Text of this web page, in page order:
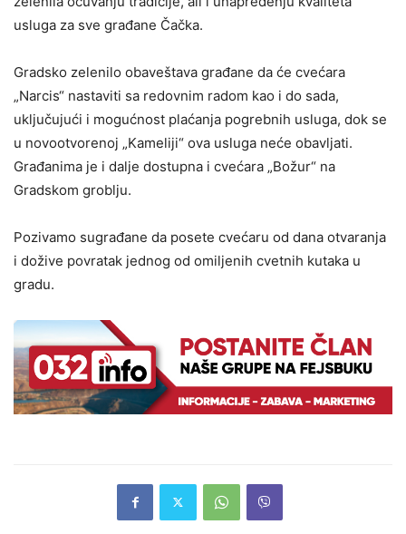
usluga za sve građane Čačka.
Gradsko zelenilo obaveštava građane da će cvećara
„Narcis“ nastaviti sa redovnim radom kao i do sada,
uključujući i mogućnost plaćanja pogrebnih usluga, dok se
u novootvorenoj „Kameliji“ ova usluga neće obavljati.
Građanima je i dalje dostupna i cvećara „Božur“ na
Gradskom groblju.
Pozivamo sugrađane da posete cvećaru od dana otvaranja
i dožive povratak jednog od omiljenih cvetnih kutaka u
gradu.